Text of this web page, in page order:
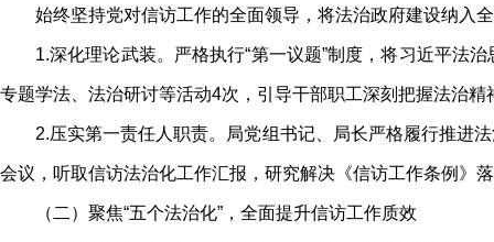
始终坚持党对信访工作的全面领导，将法治政府建设纳入
1.深化理论武装。严格执行“第一议题”制度，将习近平法
专题学法、法治研讨等活动4次，引导干部职工深刻把握法治
2.压实第一责任人职责。局党组书记、局长严格履行推进
会议，听取信访法治化工作汇报，研究解决《信访工作条例》
（二）聚焦“五个法治化”，全面提升信访工作质效